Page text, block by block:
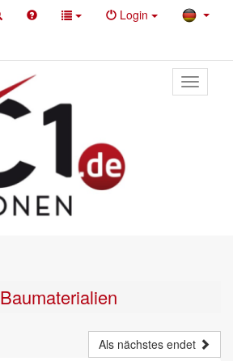
Login
Toggle
primary
Baumaterialien
Als nächstes endet